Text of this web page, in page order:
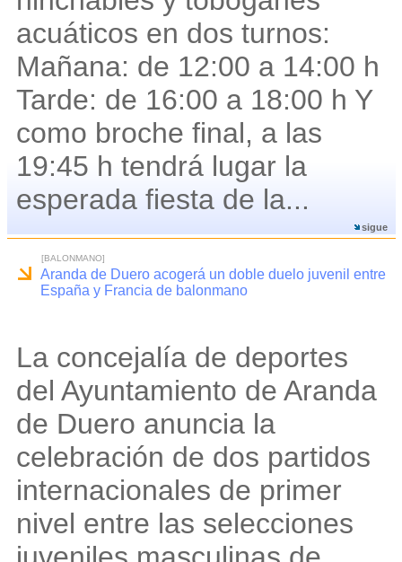
acuáticos en dos turnos:
Mañana: de 12:00 a 14:00 h
Tarde: de 16:00 a 18:00 h Y
como broche final, a las
19:45 h tendrá lugar la
esperada fiesta de la...
sigue
[BALONMANO]
Aranda de Duero acogerá un doble duelo juvenil entre
España y Francia de balonmano
La concejalía de deportes
del Ayuntamiento de Aranda
de Duero anuncia la
celebración de dos partidos
internacionales de primer
nivel entre las selecciones